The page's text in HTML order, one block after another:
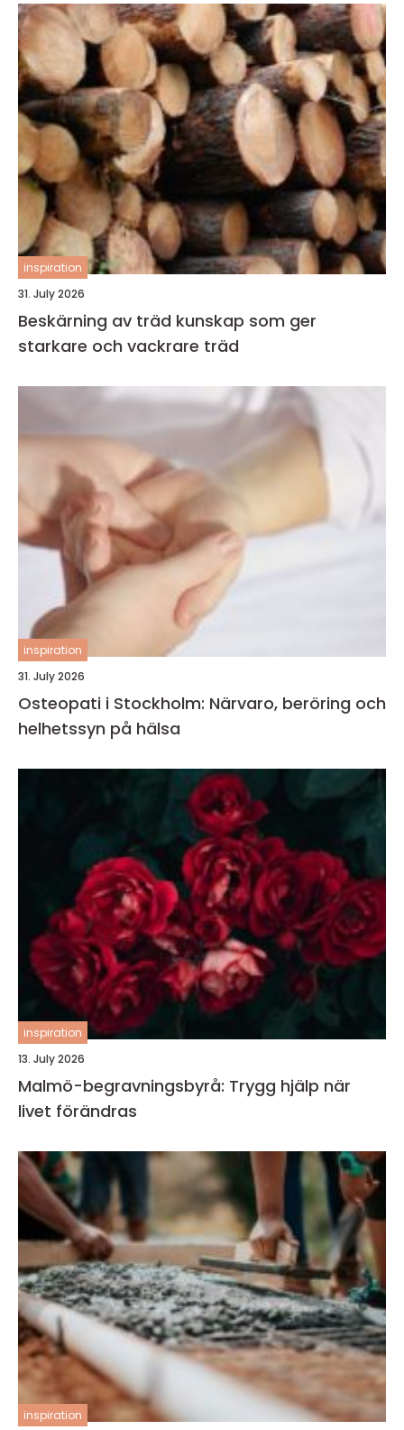
inspiration
31. July 2026
Beskärning av träd kunskap som ger
starkare och vackrare träd
inspiration
31. July 2026
Osteopati i Stockholm: Närvaro, beröring och
helhetssyn på hälsa
inspiration
13. July 2026
Malmö-begravningsbyrå: Trygg hjälp när
livet förändras
inspiration